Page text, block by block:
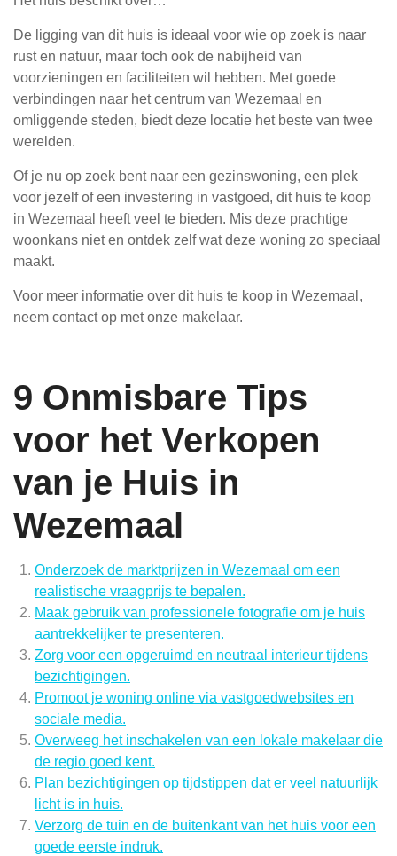
De ligging van dit huis is ideaal voor wie op zoek is naar
rust en natuur, maar toch ook de nabijheid van
voorzieningen en faciliteiten wil hebben. Met goede
verbindingen naar het centrum van Wezemaal en
omliggende steden, biedt deze locatie het beste van twee
werelden.
Of je nu op zoek bent naar een gezinswoning, een plek
voor jezelf of een investering in vastgoed, dit huis te koop
in Wezemaal heeft veel te bieden. Mis deze prachtige
woonkans niet en ontdek zelf wat deze woning zo speciaal
maakt.
Voor meer informatie over dit huis te koop in Wezemaal,
neem contact op met onze makelaar.
9 Onmisbare Tips
voor het Verkopen
van je Huis in
Wezemaal
Onderzoek de marktprijzen in Wezemaal om een
realistische vraagprijs te bepalen.
Maak gebruik van professionele fotografie om je huis
aantrekkelijker te presenteren.
Zorg voor een opgeruimd en neutraal interieur tijdens
bezichtigingen.
Promoot je woning online via vastgoedwebsites en
sociale media.
Overweeg het inschakelen van een lokale makelaar die
de regio goed kent.
Plan bezichtigingen op tijdstippen dat er veel natuurlijk
licht is in huis.
Verzorg de tuin en de buitenkant van het huis voor een
goede eerste indruk.